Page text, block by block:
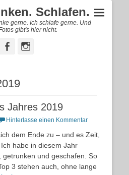
Schlafen.
gerne. Ich schlafe gerne. Und
gibt's hier nicht.
FacebookInstagram
Jahres 2019
Hinterlasse einen Kommentar
dem Ende zu – und es Zeit,
habe in diesem Jahr
getrunken und geschafen. So
3 stehen auch, ohne lange